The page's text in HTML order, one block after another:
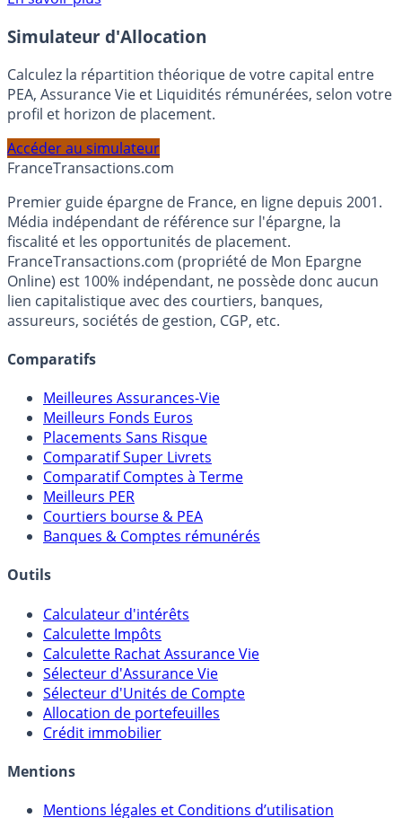
En savoir plus
Simulateur d'Allocation
Calculez la répartition théorique de votre capital entre
PEA, Assurance Vie et Liquidités rémunérées, selon votre
profil et horizon de placement.
FranceTransactions.com
Premier guide épargne de France, en ligne depuis 2001.
Média indépendant de référence sur l'épargne, la
fiscalité et les opportunités de placement.
FranceTransactions.com (propriété de Mon Epargne
Online) est 100% indépendant, ne possède donc aucun
lien capitalistique avec des courtiers, banques,
assureurs, sociétés de gestion, CGP, etc.
Comparatifs
Meilleures Assurances-Vie
Meilleurs Fonds Euros
Placements Sans Risque
Comparatif Super Livrets
Comparatif Comptes à Terme
Meilleurs PER
Banques & Comptes rémunérés
Outils
Calculateur d'intérêts
Calculette Impôts
Calculette Rachat Assurance Vie
Sélecteur d'Assurance Vie
Sélecteur d'Unités de Compte
Crédit immobilier
Mentions